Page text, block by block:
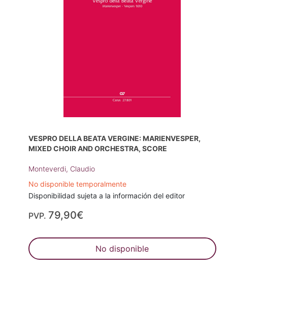
VESPRO DELLA BEATA VERGINE: MARIENVESPER,
MIXED CHOIR AND ORCHESTRA, SCORE
Monteverdi, Claudio
No disponible temporalmente
Disponibilidad sujeta a la información del editor
PVP. 79,90€
No disponible